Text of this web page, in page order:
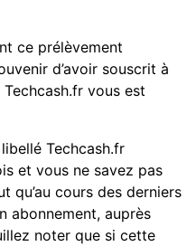
ce prélèvement
d’avoir souscrit à
vous est
Techcash.fr
et vous ne savez pas
qu’au cours des derniers
abonnement, auprès
noter que si cette